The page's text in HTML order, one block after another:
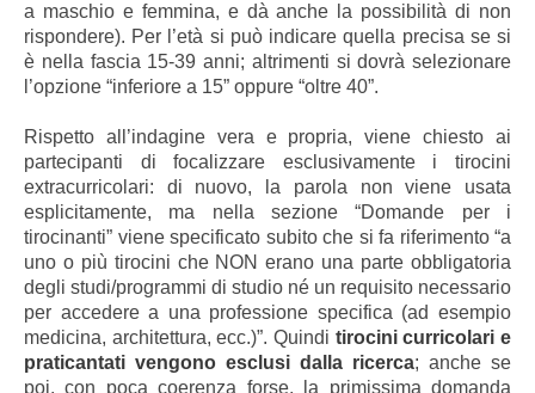
a maschio e femmina, e dà anche la possibilità di non
rispondere). Per l’età si può indicare quella precisa se si
è nella fascia 15-39 anni; altrimenti si dovrà selezionare
l’opzione “inferiore a 15” oppure “oltre 40”.
Rispetto all’indagine vera e propria, viene chiesto ai
partecipanti di focalizzare esclusivamente i tirocini
extracurricolari: di nuovo, la parola non viene usata
esplicitamente, ma nella sezione “Domande per i
tirocinanti” viene specificato subito che si fa riferimento “a
uno o più tirocini che NON erano una parte obbligatoria
degli studi/programmi di studio né un requisito necessario
per accedere a una professione specifica (ad esempio
medicina, architettura, ecc.)”. Quindi tirocini curricolari e
praticantati vengono esclusi dalla ricerca; anche se
poi, con poca coerenza forse, la primissima domanda